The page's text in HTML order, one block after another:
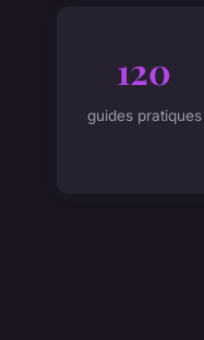
120
guides pratiques